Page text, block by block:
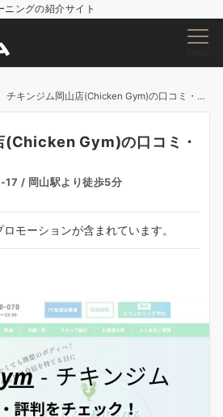
ングの紹介サイト
チキンジム岡山店(Chicken Gym)の口コミ・評判を調査！
(Chicken Gym)の口コミ・
17 / 岡山駅より徒歩5分
モーションが含まれています。